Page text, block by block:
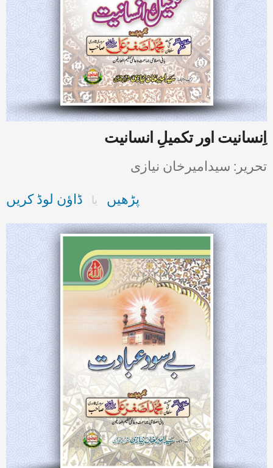
اِنسانیت اور تکمیلِ انسانیت
تحریر: سیدامیرخان نیازی
پڑھیں یا ڈاؤن لوڈ کریں